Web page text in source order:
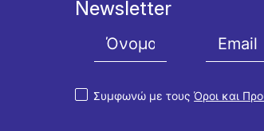
Newsletter
Συμφωνώ με τουςΌροι και